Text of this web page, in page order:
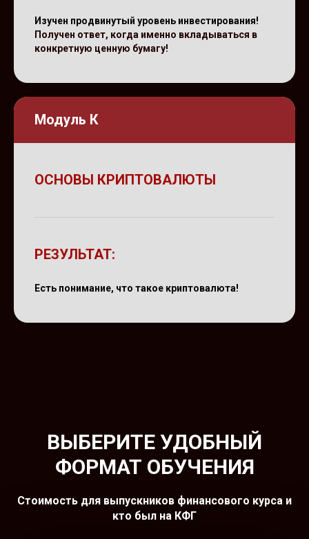
Изучен продвинутый уровень инвестирования!
Получен ответ, когда именно вкладываться в
конкретную ценную бумагу!
Модуль К
ОСНОВЫ КРИПТОВАЛЮТЫ
РЕЗУЛЬТАТ:
Есть понимание, что такое криптовалюта!
ВЫБЕРИТЕ УДОБНЫЙ
ФОРМАТ ОБУЧЕНИЯ
Стоимость для выпускников финансового курса и
кто был на КФГ